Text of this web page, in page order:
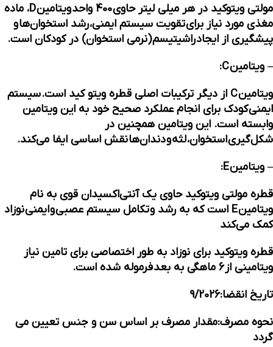
مولتی ویتوکید در هر میلی لیتر حاوی400 واحد
ویتامین D، ماده
مغذی مورد نیاز برایتقویت سیستم ایمنی،رشد استخوان‌هاو
پیشگیری از ایجادراشیتیسم(نرمی استخوان) در کودکان است.
– ویتامین C:
ویتامین C از دیگر ترکیبات اصلی قطره ویتو کید است.
سیستم
ایمنیکودک برای انجام عملکرد صحیح خود به این ویتامین
وابسته است. این ویتامین همچنین در
شکل‌گیریاستخوان،لثهودندان‌هانقش اساسی ایفا می‌کند.
– ویتامین E:
قطره مولتی ویتوکید حاوی یک آنتی‌اکسیدان قوی به نام
ویتامین E است که به رشد و
تکامل سیستم عصبیوایمنینوزاد
کمک می‌کند
قطره ویتوکید برای نوزاد به طور اختصاصی برای تامین نیاز
ویتامینی از 6 ماهگی به بعد
فرموله شده است.
تاریخ انقضا:9/2026
نحوه مصرف:مقدار مصرف بر اساس سن و جنس تعیین می
گردد